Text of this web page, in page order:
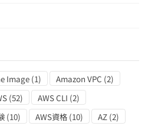
Image (1) Amazon VPC (2)
(52) AWS CLI (2)
(10) AWS資格 (10) AZ (2)